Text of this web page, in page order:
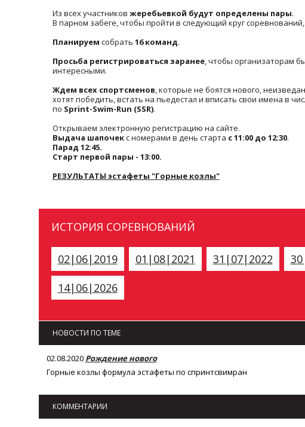
Из всех участников жеребьевкой будут определены пары.
В парном забеге, чтобы пройти в следующий круг
Планируем собрать 16 команд.
Просьба регистрироваться заранее, чтобы организаторам
интересными.
Ждем всех спортсменов, которые не боятся нового,
хотят победить, встать на пьедестал и вписать свои имена в
по Sprint-Swim-Run (SSR).
Открываем электронную регистрацию на сайте.
Выдача шапочекс номерами в день старта с 11:00 до 12:30.
Парад 12:45.
Старт первой пары - 13:00.
РЕЗУЛЬТАТЫ эстафеты "Горные козлы"
ИСТОРИЯ СОРЕВНОВАНИЙ
02|06|2019 01|08|2021 31|07|2022
14|06|2026
НОВОСТИ ПО ТЕМЕ
02.08.2020 Рождение нового
Горные козлы формула эстафеты по спринтсвимран
КОММЕНТАРИИ